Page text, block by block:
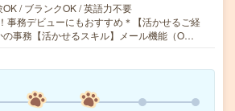
/ ブランクOK / 英語力不要
事務デビューにもおすすめ＊【活かせるご経
の事務【活かせるスキル】メール機能（O…